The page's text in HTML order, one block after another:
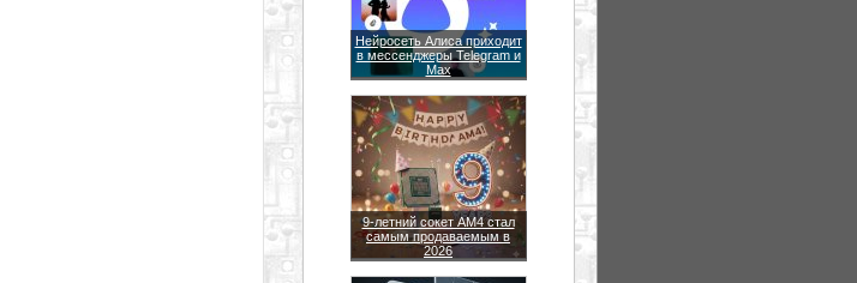
Нейросеть Алиса приходит
в мессенджеры Telegram и
Max
9-летний сокет AM4 стал
самым продаваемым в
2026